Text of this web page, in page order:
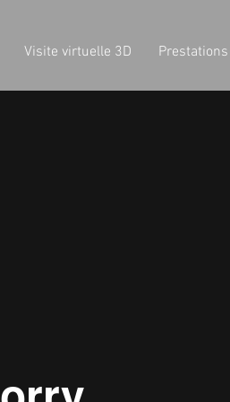
Visite virtuelle 3D